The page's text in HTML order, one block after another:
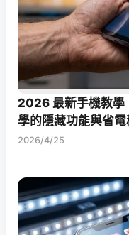
2026 最新手機教
學的隱藏功能與省電
2026/4/25